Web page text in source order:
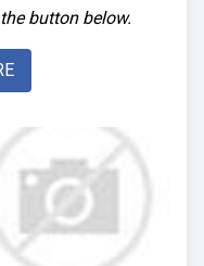
button below.